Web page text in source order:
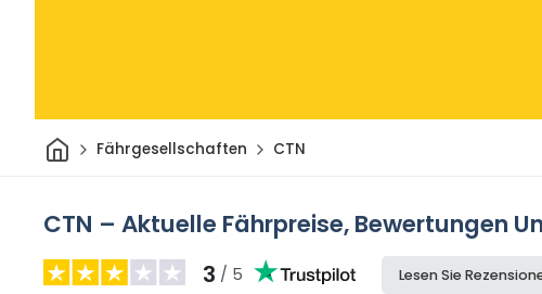
HeimFährgesellschaften CTN
CTN – Aktuelle Fährpreise, Bewertungen
3 / 5 Lesen Sie